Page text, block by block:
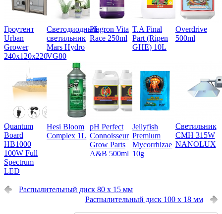
Гроутент
Urban
Grower
240х120х220
Светодиодный
светильник
Mars Hydro
VG80
Plagron Vita
Race 250ml
T.A Final
Part (Ripen
GHE) 10L
Overdrive
500ml
Quantum
Board
HB1000
100W Full
Spectrum
LED
Hesi Bloom
Complex 1L
pH Perfect
Connoisseur
Grow Parts
A&B 500ml
Jellyfish
Premium
Mycorrhizae
10g
Светильник
CMH 315W
NANOLUX
Распылительный диск 80 х 15 мм
Распылительный диск 100 х 18 мм